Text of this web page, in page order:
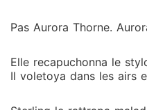
Pas Aurora Thorne.
Elle recapuchonna le
Il voletoya dans les airs